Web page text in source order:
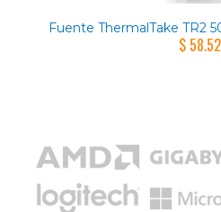
Fuente ThermalTake TR2
$